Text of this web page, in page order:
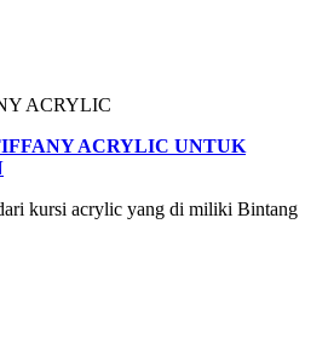
ACRYLIC
ACRYLIC UNTUK
kursi acrylic yang di miliki Bintang